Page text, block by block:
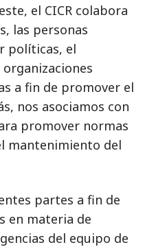
el CICR colabora
las personas
políticas, el
a fin de promover el
nos asociamos con
promover normas
mantenimiento del
partes a fin de
en materia de
del equipo de